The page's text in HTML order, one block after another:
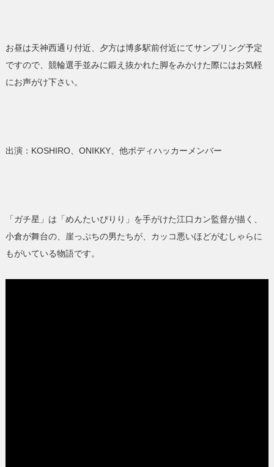
お昼は天神西通り付近、夕方は博多駅前付近にてサンプリング予定
ですので、競輪選手並みに鍛え抜かれた脚をみかけた際にはお気軽
にお声がけ下さい。
出演：KOSHIRO、ONIKKY、他ボディハッカーメンバー
「ガチ星」は「めんたいぴりり」を手がけた江口カン監督が描く、
小倉が舞台の、崖っぷちの男たちが、カッコ悪いほどがむしゃらに
もがいている物語です。